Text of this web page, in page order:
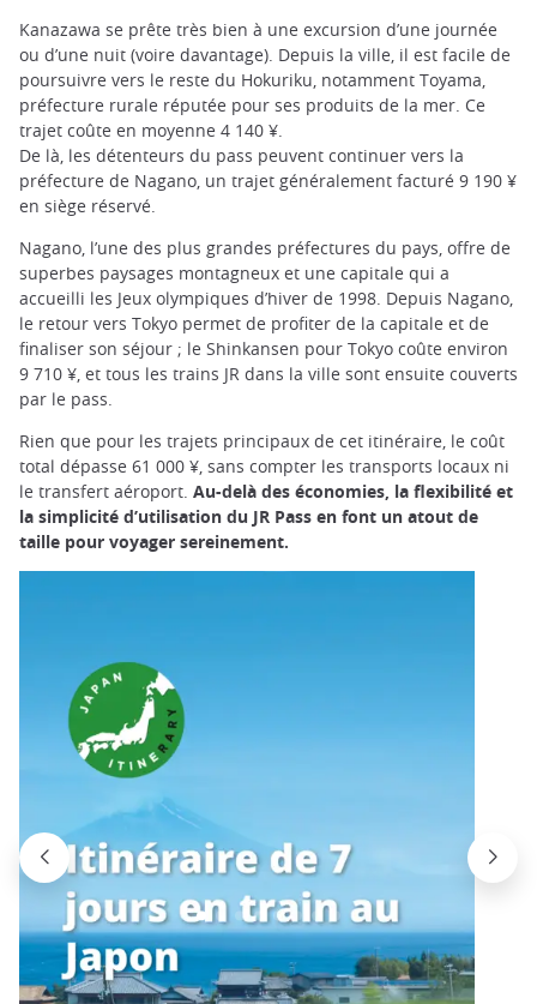
Kanazawa se prête très bien à une excursion d’une journée
ou d’une nuit (voire davantage). Depuis la ville, il est facile de
poursuivre vers le reste du Hokuriku, notamment Toyama,
préfecture rurale réputée pour ses produits de la mer. Ce
trajet coûte en moyenne 4 140 ¥.
De là, les détenteurs du pass peuvent continuer vers la
préfecture de Nagano, un trajet généralement facturé 9 190 ¥
en siège réservé.
Nagano, l’une des plus grandes préfectures du pays, offre de
superbes paysages montagneux et une capitale qui a
accueilli les Jeux olympiques d’hiver de 1998. Depuis Nagano,
le retour vers Tokyo permet de profiter de la capitale et de
finaliser son séjour ; le Shinkansen pour Tokyo coûte environ
9 710 ¥, et tous les trains JR dans la ville sont ensuite couverts
par le pass.
Rien que pour les trajets principaux de cet itinéraire, le coût
total dépasse 61 000 ¥, sans compter les transports locaux ni
le transfert aéroport. Au-delà des économies, la flexibilité et
la simplicité d’utilisation du JR Pass en font un atout de
taille pour voyager sereinement.